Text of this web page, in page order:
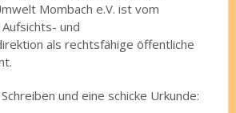
Mombach e.V. ist vom
und
als rechtsfähige öffentliche
und eine schicke Urkunde: